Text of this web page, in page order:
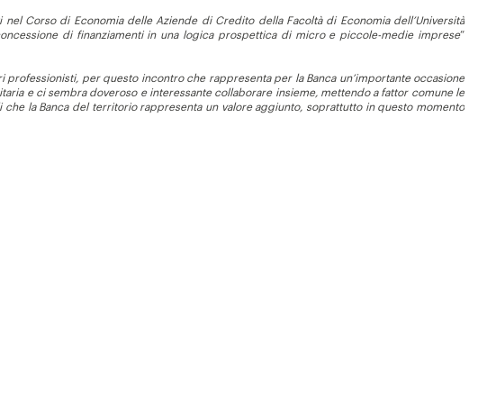
Corso di Economia delle Aziende di Credito della Facoltà di Economia dell’Università
di finanziamenti in una logica prospettica di micro e piccole-medie imprese”
per questo incontro che rappresenta per la Banca un’importante occasione
e ci sembra doveroso e interessante collaborare insieme, mettendo a fattor comune le
che la Banca del territorio rappresenta un valore aggiunto, soprattutto in questo momento